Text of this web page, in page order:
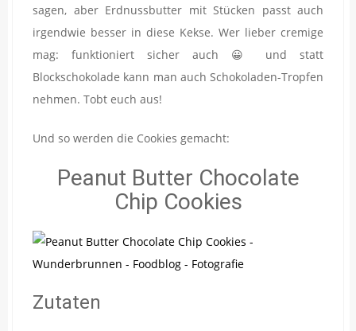
sagen, aber Erdnussbutter mit Stücken passt auch
irgendwie besser in diese Kekse. Wer lieber cremige
mag: funktioniert sicher auch 😀 und statt
Blockschokolade kann man auch Schokoladen-Tropfen
nehmen. Tobt euch aus!
Und so werden die Cookies gemacht:
Peanut Butter Chocolate
Chip Cookies
Zutaten